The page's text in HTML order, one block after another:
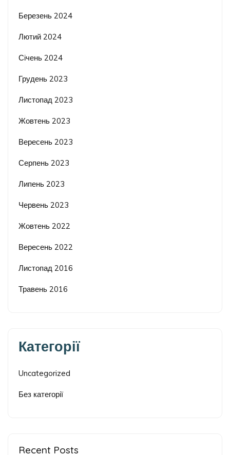
Березень 2024
Лютий 2024
Січень 2024
Грудень 2023
Листопад 2023
Жовтень 2023
Вересень 2023
Серпень 2023
Липень 2023
Червень 2023
Жовтень 2022
Вересень 2022
Листопад 2016
Травень 2016
Категорії
Uncategorized
Без категорії
Recent Posts